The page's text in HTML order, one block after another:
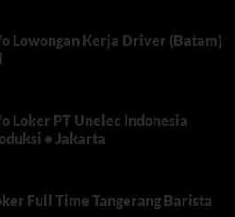
Lowongan Kerja Driver (Batam)
Loker PT Unelec Indonesia
• Jakarta
Full Time Tangerang Barista